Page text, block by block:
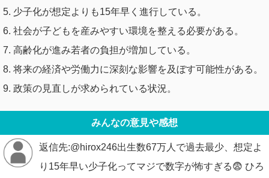
5. 少子化が想定よりも15年早く進行している。
6. 社会が子どもを産みやすい環境を整える必要がある。
7. 高齢化が進み若者の負担が増加している。
8. 将来の経済や労働力に深刻な影響を及ぼす可能性がある。
9. 政策の見直しが求められている状況。
みんなの意見や感想
返信先:@hirox246出生数67万人で過去最少、想定よ
り15年早い少子化ってマジで数字が怖すぎる😨 ひろ